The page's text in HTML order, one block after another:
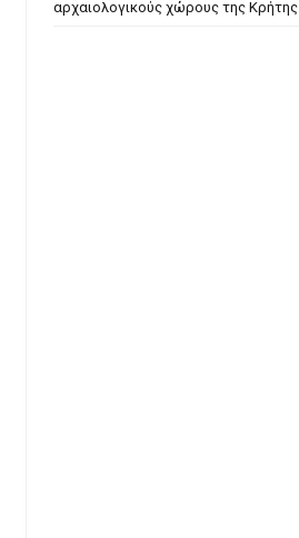
αρχαιολογικούς χώρους της Κρήτης